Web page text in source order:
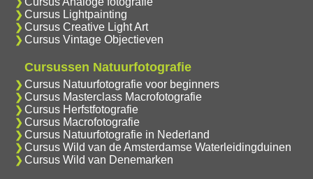
Cursus Lightpainting
Cursus Creative Light Art
Cursus Vintage Objectieven
Cursussen Natuurfotografie
Cursus Natuurfotografie voor beginners
Cursus Masterclass Macrofotografie
Cursus Herfstfotografie
Cursus Macrofotografie
Cursus Natuurfotografie in Nederland
Cursus Wild van de Amsterdamse Waterleidingduinen
Cursus Wild van Denemarken